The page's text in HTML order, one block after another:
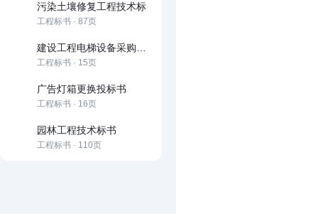
污染土壤修复工程技术标
工程标书 · 87页
工程标书 · 15页
广告灯箱更换投标书
工程标书 · 16页
园林工程技术标书
工程标书 · 110页